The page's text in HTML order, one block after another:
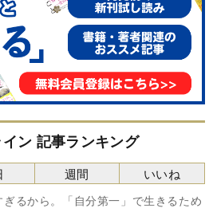
ン 記事ランキング
るから。「自分第一」で生きるため
週間 いいね